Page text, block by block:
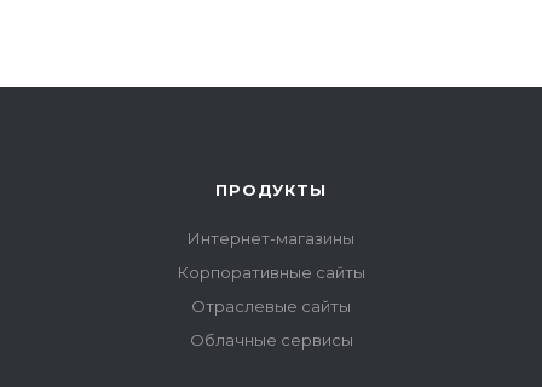
ПРОДУКТЫ
Интернет-магазины
Корпоративные сайты
Отраслевые сайты
Облачные сервисы